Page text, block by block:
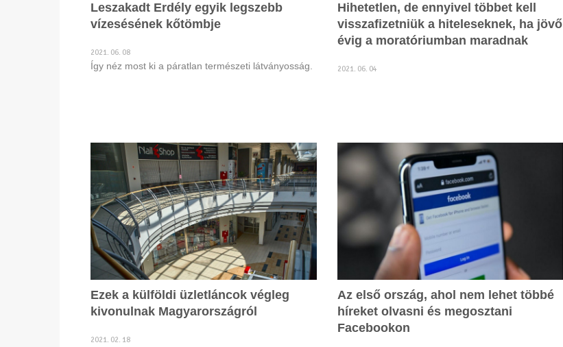
Leszakadt Erdély egyik legszebb
vízesésének kőtömbje
2021. 06. 08
Így néz most ki a páratlan természeti látványosság.
Hihetetlen, de ennyivel többet kell
visszafizetniük a hiteleseknek, ha jövő
évig a moratóriumban maradnak
2021. 06. 04
Ezek a külföldi üzletláncok végleg
kivonulnak Magyarországról
2021. 02. 18
Az első ország, ahol nem lehet többé
híreket olvasni és megosztani
Facebookon